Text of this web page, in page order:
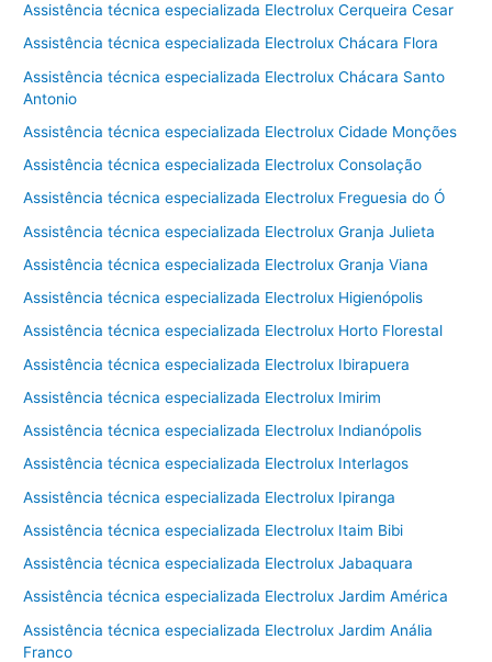
Assistência técnica especializada Electrolux Cerqueira Cesar
Assistência técnica especializada Electrolux Chácara Flora
Assistência técnica especializada Electrolux Chácara Santo
Antonio
Assistência técnica especializada Electrolux Cidade Monções
Assistência técnica especializada Electrolux Consolação
Assistência técnica especializada Electrolux Freguesia do Ó
Assistência técnica especializada Electrolux Granja Julieta
Assistência técnica especializada Electrolux Granja Viana
Assistência técnica especializada Electrolux Higienópolis
Assistência técnica especializada Electrolux Horto Florestal
Assistência técnica especializada Electrolux Ibirapuera
Assistência técnica especializada Electrolux Imirim
Assistência técnica especializada Electrolux Indianópolis
Assistência técnica especializada Electrolux Interlagos
Assistência técnica especializada Electrolux Ipiranga
Assistência técnica especializada Electrolux Itaim Bibi
Assistência técnica especializada Electrolux Jabaquara
Assistência técnica especializada Electrolux Jardim América
Assistência técnica especializada Electrolux Jardim Anália
Franco